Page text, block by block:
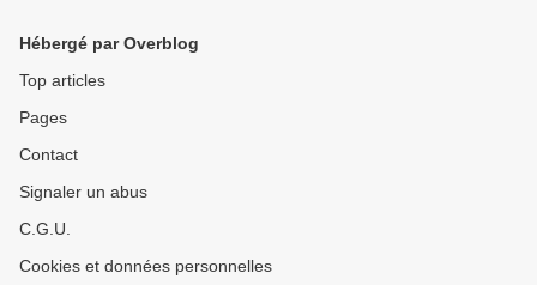
Hébergé par Overblog
Top articles
Pages
Contact
Signaler un abus
C.G.U.
Cookies et données personnelles